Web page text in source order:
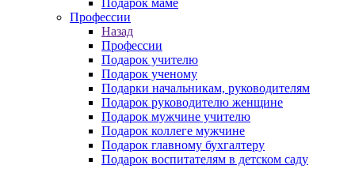
Подарок маме
Профессии
Назад
Профессии
Подарок учителю
Подарок ученому
Подарки начальникам, руководителям
Подарок руководителю женщине
Подарок мужчине учителю
Подарок коллеге мужчине
Подарок главному бухгалтеру
Подарок воспитателям в детском саду